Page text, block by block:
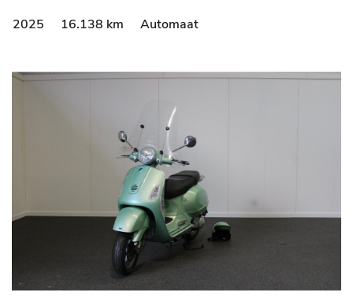
2025
16.138 km Automaat